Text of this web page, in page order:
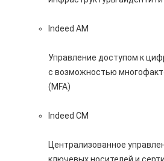
Indeed AM
Управление доступом к
с возможностью
(MFA)
Indeed CM
Централизованное